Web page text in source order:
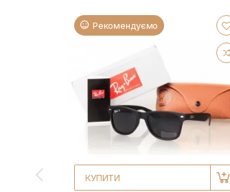
Рекомендуємо
КУПИТИ